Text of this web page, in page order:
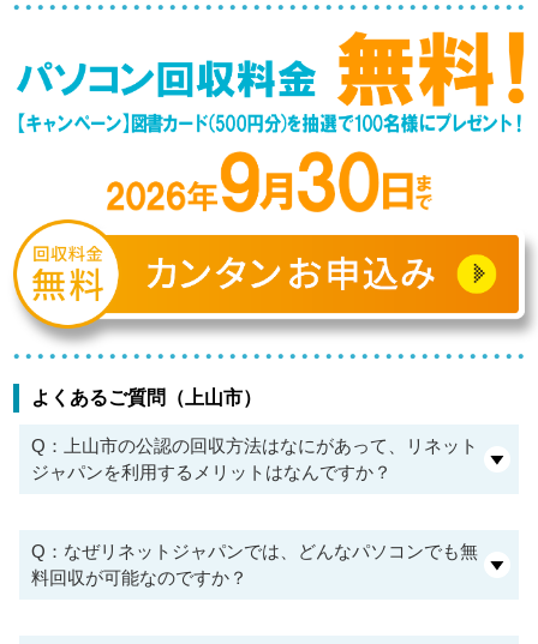
よくあるご質問（上山市）
Q：上山市の公認の回収方法はなにがあって、リネット
ジャパンを利用するメリットはなんですか？
Q：なぜリネットジャパンでは、どんなパソコンでも無
料回収が可能なのですか？